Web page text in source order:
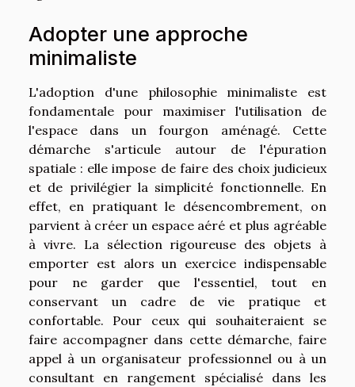
Adopter une approche
minimaliste
L'adoption d'une philosophie minimaliste est
fondamentale pour maximiser l'utilisation de
l'espace dans un fourgon aménagé. Cette
démarche s'articule autour de l'épuration
spatiale : elle impose de faire des choix judicieux
et de privilégier la simplicité fonctionnelle. En
effet, en pratiquant le désencombrement, on
parvient à créer un espace aéré et plus agréable
à vivre. La sélection rigoureuse des objets à
emporter est alors un exercice indispensable
pour ne garder que l'essentiel, tout en
conservant un cadre de vie pratique et
confortable. Pour ceux qui souhaiteraient se
faire accompagner dans cette démarche, faire
appel à un organisateur professionnel ou à un
consultant en rangement spécialisé dans les